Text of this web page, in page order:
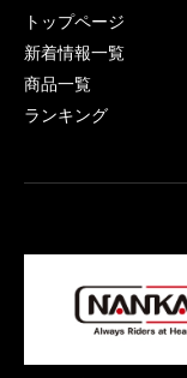
トップページ
新着情報一覧
商品一覧
ランキング